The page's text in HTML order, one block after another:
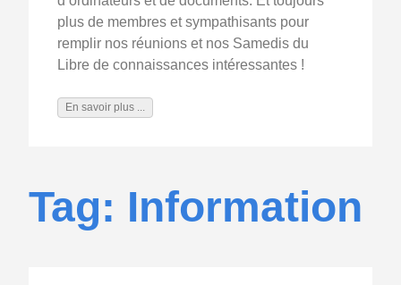
plus de membres et sympathisants pour
remplir nos réunions et nos Samedis du
Libre de connaissances intéressantes !
En savoir plus ...
Tag: Information